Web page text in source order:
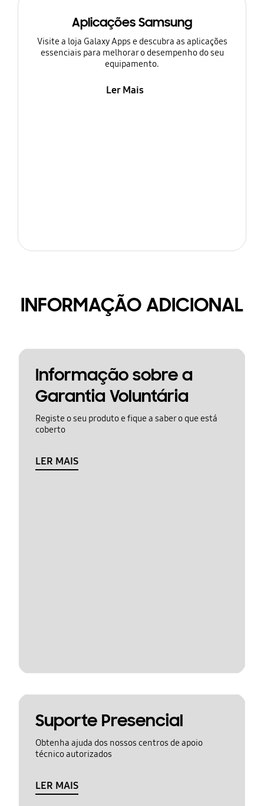
Aplicações Samsung
Visite a loja Galaxy Apps e descubra as aplicações
essenciais para melhorar o desempenho do seu
equipamento.
Ler Mais
INFORMAÇÃO ADICIONAL
Informação sobre a
Garantia Voluntária
Registe o seu produto e fique a saber o que está
coberto
LER MAIS
Suporte Presencial
Obtenha ajuda dos nossos centros de apoio
técnico autorizados
LER MAIS